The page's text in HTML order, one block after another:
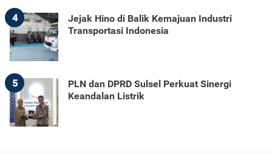
4
Jejak Hino di Balik Kemajuan Industri
Transportasi Indonesia
5
PLN dan DPRD Sulsel Perkuat Sinergi
Keandalan Listrik